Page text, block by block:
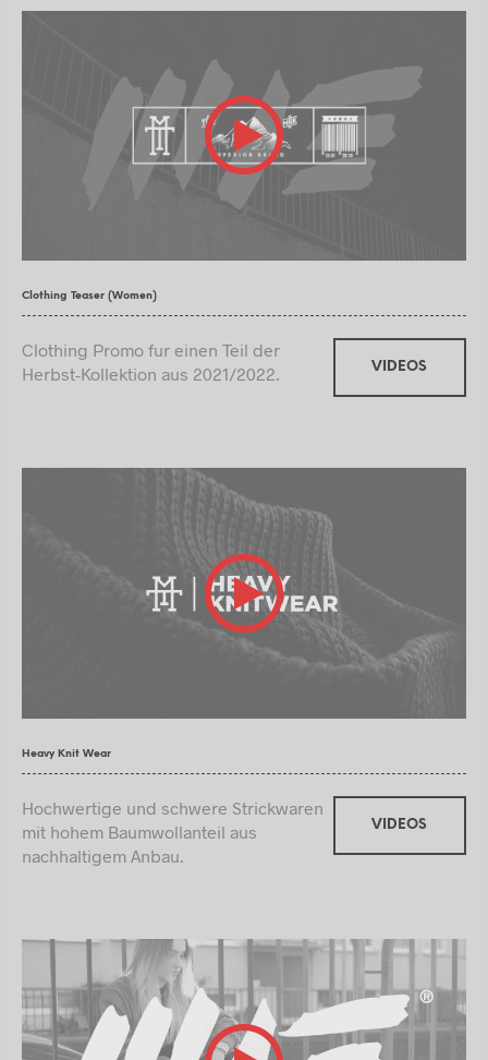
Clothing Teaser (Women)
Clothing Promo fur einen Teil der
Herbst-Kollektion aus 2021/2022.
VIDEOS
Heavy Knit Wear
Hochwertige und schwere Strickwaren
mit hohem Baumwollanteil aus
nachhaltigem Anbau.
VIDEOS